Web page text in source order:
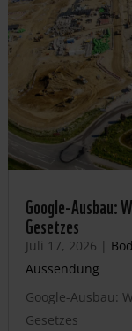
Google-Ausbau:
Gesetzes
Juli 17, 2026 |
Aussendung
Google-Ausbau:
Gesetzes